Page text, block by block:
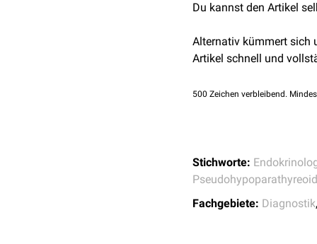
(nach PTH-
Du kannst den Artikel
Alternativ kümmert sich
Artikel schnell und
500 Zeichen verbleibend.
Stichworte:
Fachgebiete: Diagnostik,